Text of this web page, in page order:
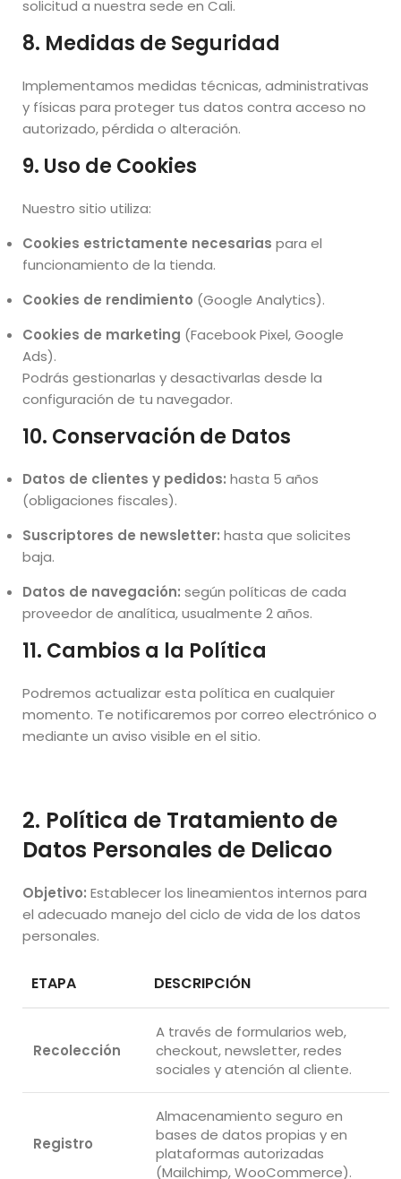
solicitud a nuestra sede en Cali.
8. Medidas de Seguridad
Implementamos medidas técnicas, administrativas
y físicas para proteger tus datos contra acceso no
autorizado, pérdida o alteración.
9. Uso de Cookies
Nuestro sitio utiliza:
Cookies estrictamente necesarias para el
funcionamiento de la tienda.
Cookies de rendimiento (Google Analytics).
Cookies de marketing (Facebook Pixel, Google
Ads).
Podrás gestionarlas y desactivarlas desde la
configuración de tu navegador.
10. Conservación de Datos
Datos de clientes y pedidos: hasta 5 años
(obligaciones fiscales).
Suscriptores de newsletter: hasta que solicites
baja.
Datos de navegación: según políticas de cada
proveedor de analítica, usualmente 2 años.
11. Cambios a la Política
Podremos actualizar esta política en cualquier
momento. Te notificaremos por correo electrónico o
mediante un aviso visible en el sitio.
2. Política de Tratamiento de
Datos Personales de Delicao
Objetivo: Establecer los lineamientos internos para
el adecuado manejo del ciclo de vida de los datos
personales.
ETAPA DESCRIPCIÓN
Recolección
A través de formularios web,
checkout, newsletter, redes
sociales y atención al cliente.
Registro
Almacenamiento seguro en
bases de datos propias y en
plataformas autorizadas
(Mailchimp, WooCommerce).